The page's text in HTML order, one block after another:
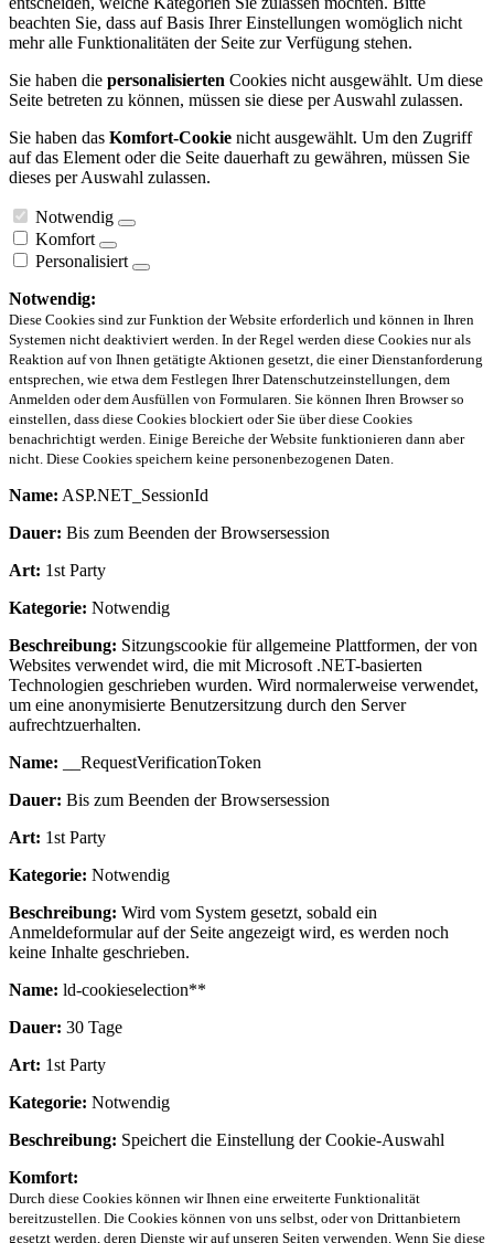
beachten Sie, dass auf Basis Ihrer Einstellungen womöglich nicht
mehr alle Funktionalitäten der Seite zur Verfügung stehen.
Sie haben die personalisierten Cookies nicht ausgewählt. Um diese
Seite betreten zu können, müssen sie diese per Auswahl zulassen.
Sie haben das Komfort-Cookie nicht ausgewählt. Um den Zugriff
auf das Element oder die Seite dauerhaft zu gewähren, müssen Sie
dieses per Auswahl zulassen.
Notwendig
Komfort
Personalisiert
Notwendig:
Diese Cookies sind zur Funktion der Website erforderlich und können in Ihren
Systemen nicht deaktiviert werden. In der Regel werden diese Cookies nur als
Reaktion auf von Ihnen getätigte Aktionen gesetzt, die einer Dienstanforderung
entsprechen, wie etwa dem Festlegen Ihrer Datenschutzeinstellungen, dem
Anmelden oder dem Ausfüllen von Formularen. Sie können Ihren Browser so
einstellen, dass diese Cookies blockiert oder Sie über diese Cookies
benachrichtigt werden. Einige Bereiche der Website funktionieren dann aber
nicht. Diese Cookies speichern keine personenbezogenen Daten.
Name: ASP.NET_SessionId
Dauer: Bis zum Beenden der Browsersession
Art: 1st Party
Kategorie: Notwendig
Beschreibung: Sitzungscookie für allgemeine Plattformen, der von
Websites verwendet wird, die mit Microsoft .NET-basierten
Technologien geschrieben wurden. Wird normalerweise verwendet,
um eine anonymisierte Benutzersitzung durch den Server
aufrechtzuerhalten.
Name: __RequestVerificationToken
Dauer: Bis zum Beenden der Browsersession
Art: 1st Party
Kategorie: Notwendig
Beschreibung: Wird vom System gesetzt, sobald ein
Anmeldeformular auf der Seite angezeigt wird, es werden noch
keine Inhalte geschrieben.
Name: ld-cookieselection**
Dauer: 30 Tage
Art: 1st Party
Kategorie: Notwendig
Beschreibung: Speichert die Einstellung der Cookie-Auswahl
Komfort:
Durch diese Cookies können wir Ihnen eine erweiterte Funktionalität
bereitzustellen. Die Cookies können von uns selbst, oder von Drittanbietern
gesetzt werden, deren Dienste wir auf unseren Seiten verwenden. Wenn Sie diese